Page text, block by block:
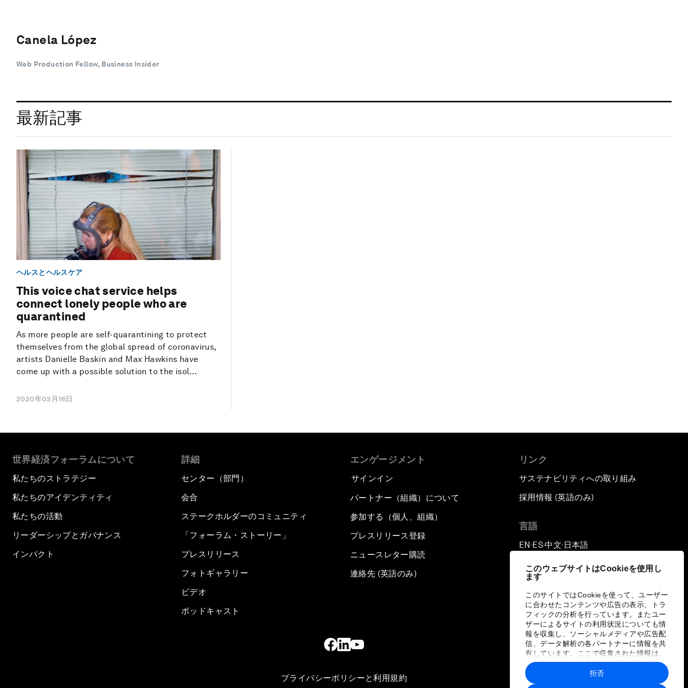
このウェブサイトはCookieを使用し
ます
このサイトではCookieを使って、ユーザー
に合わせたコンテンツや広告の表示、トラ
フィックの分析を行っています。またユー
ザーによるサイトの利用状況についても情
報を収集し、ソーシャルメディアや広告配
信、データ解析の各パートナーに情報を共
有しています。ここで収集された情報は、
ユーザーが各パートナーに提供した他の情
報や各パートナーのサービスを使用した際
に収集された情報と組み合わされ、各パー
拒否
Canela López
Web Production Fellow, Business Insider
最新記事
ヘルスとヘルスケア
This voice chat service helps
connect lonely people who are
quarantined
As more people are self-quarantining to protect
themselves from the global spread of coronavirus,
artists Danielle Baskin and Max Hawkins have
come up with a possible solution to the isol...
2020年03月16日
世界経済フォーラムについて
私たちのストラテジー
私たちのアイデンティティ
私たちの活動
リーダーシップとガバナンス
インパクト
詳細
センター（部門）
会合
ステークホルダーのコミュニティ
「フォーラム・ストーリー」
プレスリリース
フォトギャラリー
ビデオ
ポッドキャスト
エンゲージメント
サインイン
パートナー（組織）について
参加する（個人、組織）
プレスリリース登録
ニュースレター購読
連絡先 (英語のみ)
リンク
サステナビリティへの取り組み
採用情報 (英語のみ)
言語
EN ▪ ES▪中文▪ 日本語
プライバシーポリシーと利用規約